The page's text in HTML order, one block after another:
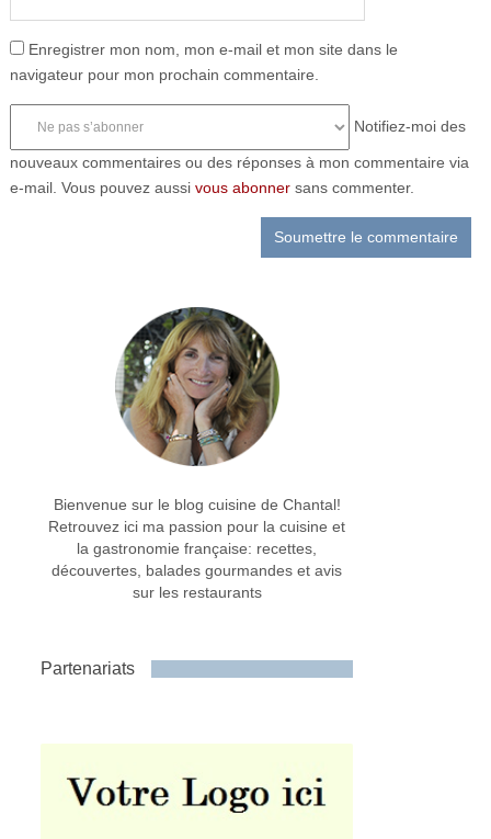
Enregistrer mon nom, mon e-mail et mon site dans le
navigateur pour mon prochain commentaire.
Notifiez-moi des
nouveaux commentaires ou des réponses à mon commentaire via
e-mail. Vous pouvez aussi vous abonnersans commenter.
Bienvenue sur le blog cuisine de Chantal!
Retrouvez ici ma passion pour la cuisine et
la gastronomie française: recettes,
découvertes, balades gourmandes et avis
sur les restaurants
Partenariats